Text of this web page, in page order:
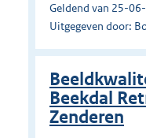
Geldend van 25-
Uitgegeven door:
Beekdal
Zenderen